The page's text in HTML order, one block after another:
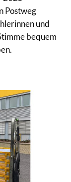
Postweg
und
bequem